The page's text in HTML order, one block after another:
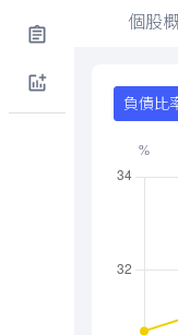
個股
負債比